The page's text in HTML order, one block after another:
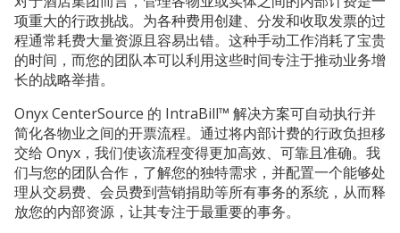
项重大的行政挑战。为各种费用创建、分发和收取发票的过
程通常耗费大量资源且容易出错。这种手动工作消耗了宝贵
的时间，而您的团队本可以利用这些时间专注于推动业务增
长的战略举措。
Onyx CenterSource 的 IntraBill™ 解决方案可自动执行并
简化各物业之间的开票流程。通过将内部计费的行政负担移
交给 Onyx，我们使该流程变得更加高效、可靠且准确。我
们与您的团队合作，了解您的独特需求，并配置一个能够处
理从交易费、会员费到营销捐助等所有事务的系统，从而释
放您的内部资源，让其专注于最重要的事务。